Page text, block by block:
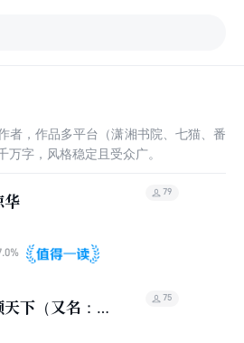
者，作品多平台（潇湘书院、七猫、番
字，风格稳定且受众广。
华
79
天下（又名：权
元后传）
75